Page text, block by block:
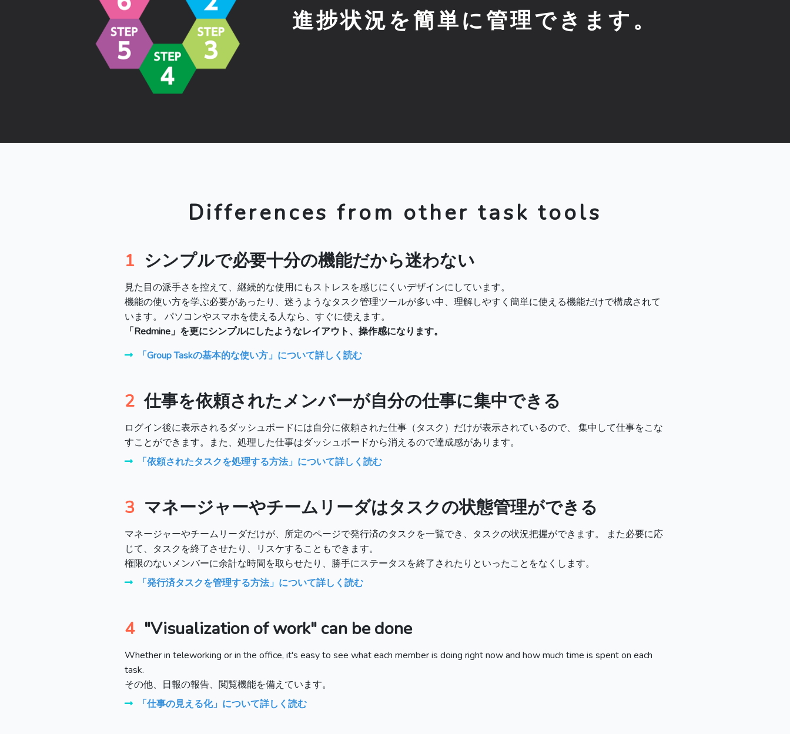
進捗状況を簡単に管理できます。
Differences from other task tools
1 シンプルで必要十分の機能だから迷わない
見た目の派手さを控えて、継続的な使用にもストレスを感じにくいデザインにしています。
機能の使い方を学ぶ必要があったり、迷うようなタスク管理ツールが多い中、理解しやすく簡単に使える機能だけで構成されて
います。 パソコンやスマホを使える人なら、すぐに使えます。
「Redmine」を更にシンプルにしたようなレイアウト、操作感になります。
「Group Taskの基本的な使い方」について詳しく読む
2 仕事を依頼されたメンバーが自分の仕事に集中できる
ログイン後に表示されるダッシュボードには自分に依頼された仕事（タスク）だけが表示されているので、 集中して仕事をこな
すことができます。また、処理した仕事はダッシュボードから消えるので達成感があります。
「依頼されたタスクを処理する方法」について詳しく読む
3 マネージャーやチームリーダはタスクの状態管理ができる
マネージャーやチームリーダだけが、所定のページで発行済のタスクを一覧でき、タスクの状況把握ができます。 また必要に応
じて、タスクを終了させたり、リスケすることもできます。
権限のないメンバーに余計な時間を取らせたり、勝手にステータスを終了されたりといったことをなくします。
「発行済タスクを管理する方法」について詳しく読む
4 "Visualization of work" can be done
Whether in teleworking or in the office, it's easy to see what each member is doing right now and how much time is spent on each
task.
その他、日報の報告、閲覧機能を備えています。
「仕事の見える化」について詳しく読む